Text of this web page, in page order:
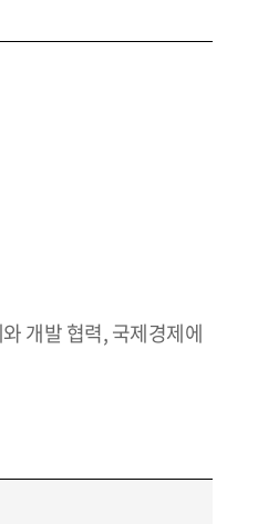
개발 협력, 국제경제에